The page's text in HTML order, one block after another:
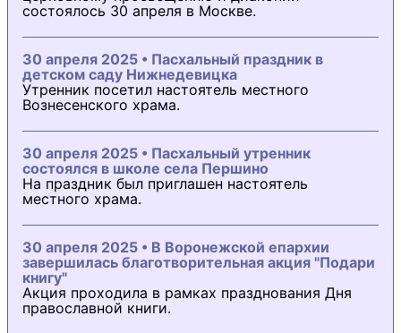
состоялось 30 апреля в Москве.
30 апреля 2025 • Пасхальный праздник в
детском саду Нижнедевицка
Утренник посетил настоятель местного
Вознесенского храма.
30 апреля 2025 • Пасхальный утренник
состоялся в школе села Першино
На праздник был приглашен настоятель
местного храма.
30 апреля 2025 • В Воронежской епархии
завершилась благотворительная акция "Подари
книгу"
Акция проходила в рамках празднования Дня
православной книги.